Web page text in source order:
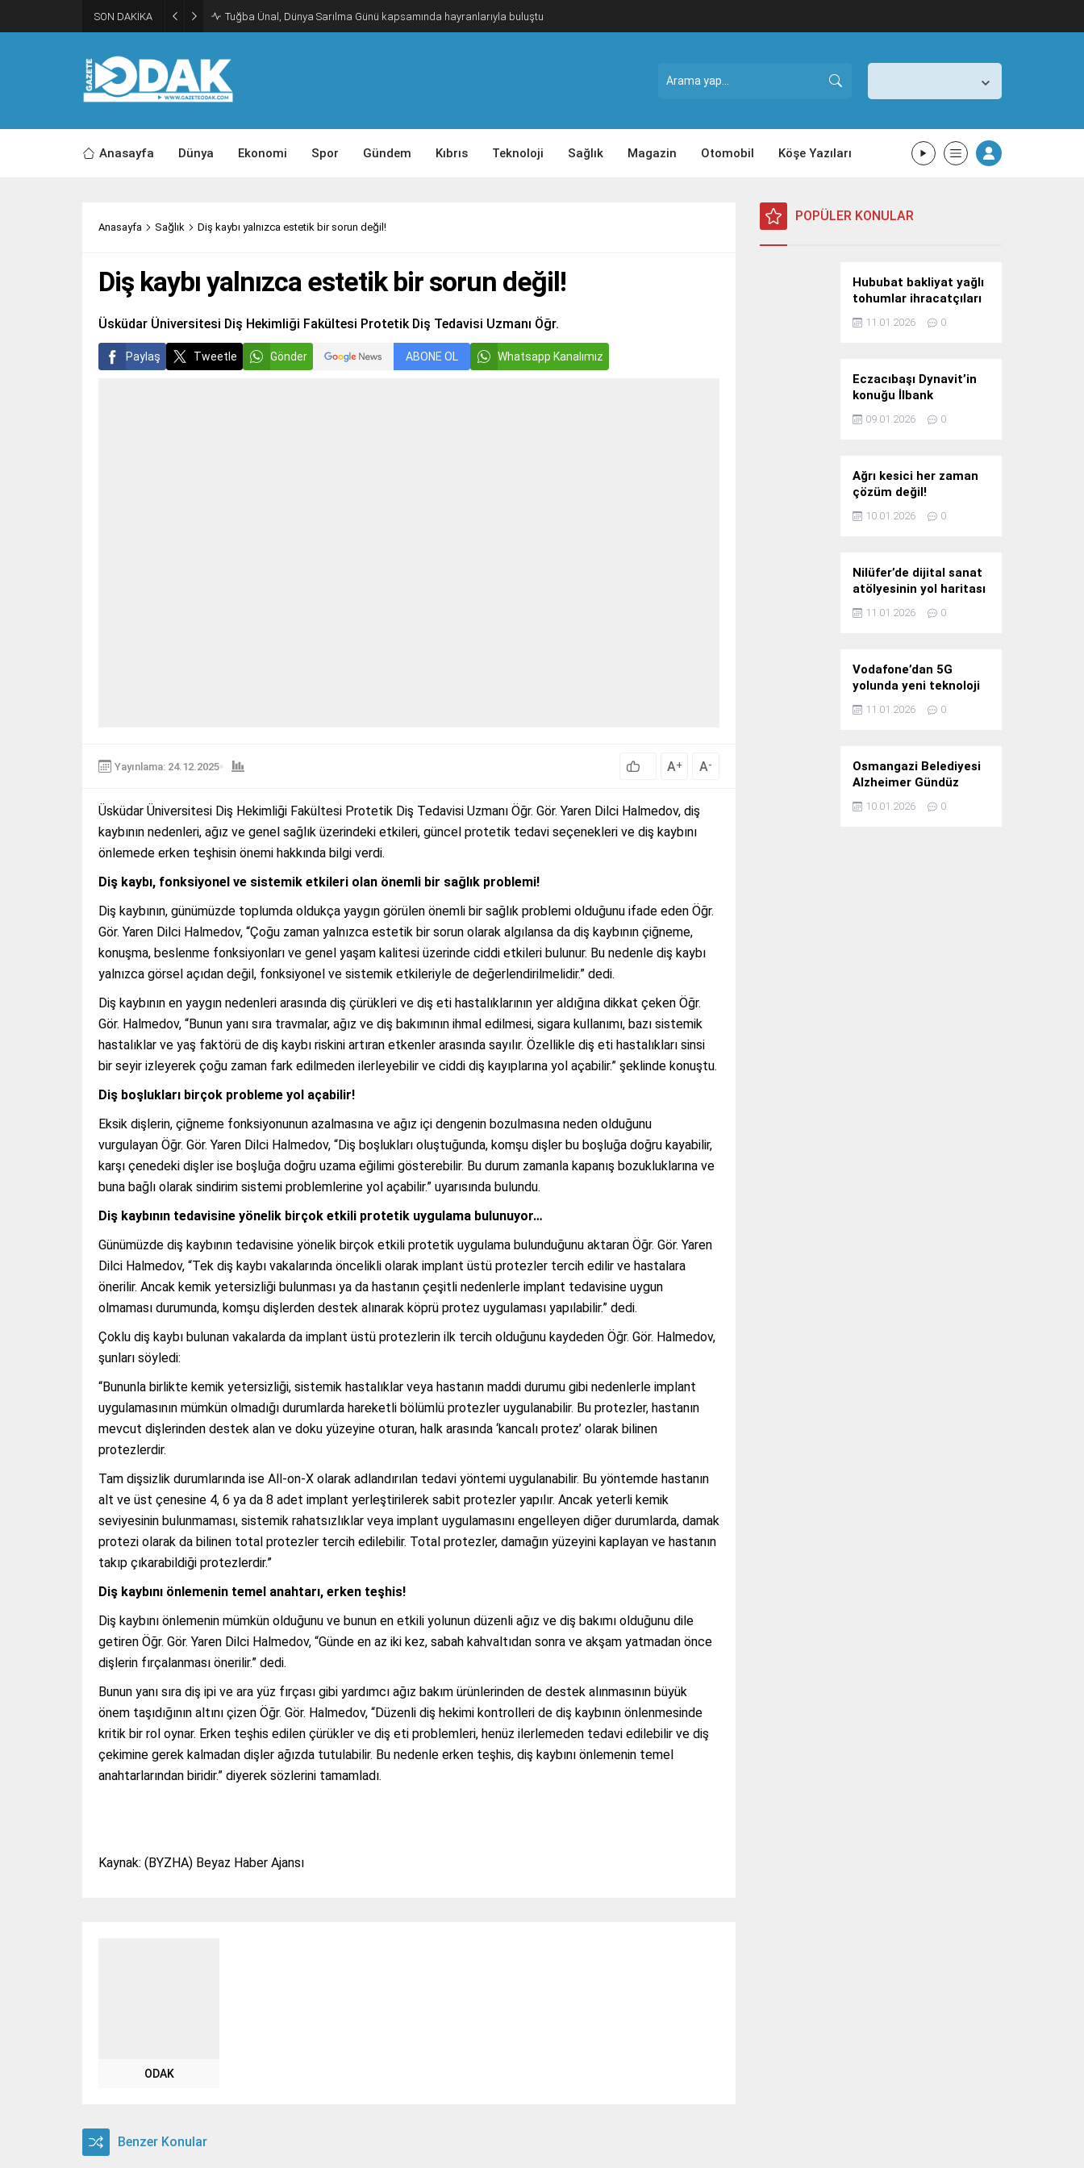
SON DAKİKA Tuğba Ünal, Dünya Sarılma Günü kapsamında hayranlarıyla buluştu
Anasayfa Dünya Ekonomi Spor Gündem Kıbrıs Teknoloji Sağlık Magazin Otomobil Köşe Yazıları
Anasayfa Sağlık Diş kaybı yalnızca estetik bir sorun değil!
Diş kaybı yalnızca estetik bir sorun değil!
Üsküdar Üniversitesi Diş Hekimliği Fakültesi Protetik Diş Tedavisi Uzmanı Öğr.
Paylaş Tweetle Gönder ABONE OL Whatsapp Kanalımız
Yayınlama: 24.12.2025 A+ A-
Üsküdar Üniversitesi Diş Hekimliği Fakültesi Protetik Diş Tedavisi Uzmanı Öğr. Gör. Yaren Dilci Halmedov, diş
kaybının nedenleri, ağız ve genel sağlık üzerindeki etkileri, güncel protetik tedavi seçenekleri ve diş kaybını
önlemede erken teşhisin önemi hakkında bilgi verdi.
Diş kaybı, fonksiyonel ve sistemik etkileri olan önemli bir sağlık problemi!
Diş kaybının, günümüzde toplumda oldukça yaygın görülen önemli bir sağlık problemi olduğunu ifade eden Öğr.
Gör. Yaren Dilci Halmedov, “Çoğu zaman yalnızca estetik bir sorun olarak algılansa da diş kaybının çiğneme,
konuşma, beslenme fonksiyonları ve genel yaşam kalitesi üzerinde ciddi etkileri bulunur. Bu nedenle diş kaybı
yalnızca görsel açıdan değil, fonksiyonel ve sistemik etkileriyle de değerlendirilmelidir.” dedi.
Diş kaybının en yaygın nedenleri arasında diş çürükleri ve diş eti hastalıklarının yer aldığına dikkat çeken Öğr.
Gör. Halmedov, “Bunun yanı sıra travmalar, ağız ve diş bakımının ihmal edilmesi, sigara kullanımı, bazı sistemik
hastalıklar ve yaş faktörü de diş kaybı riskini artıran etkenler arasında sayılır. Özellikle diş eti hastalıkları sinsi
bir seyir izleyerek çoğu zaman fark edilmeden ilerleyebilir ve ciddi diş kayıplarına yol açabilir.” şeklinde konuştu.
Diş boşlukları birçok probleme yol açabilir!
Eksik dişlerin, çiğneme fonksiyonunun azalmasına ve ağız içi dengenin bozulmasına neden olduğunu
vurgulayan Öğr. Gör. Yaren Dilci Halmedov, “Diş boşlukları oluştuğunda, komşu dişler bu boşluğa doğru kayabilir,
karşı çenedeki dişler ise boşluğa doğru uzama eğilimi gösterebilir. Bu durum zamanla kapanış bozukluklarına ve
buna bağlı olarak sindirim sistemi problemlerine yol açabilir.” uyarısında bulundu.
Diş kaybının tedavisine yönelik birçok etkili protetik uygulama bulunuyor…
Günümüzde diş kaybının tedavisine yönelik birçok etkili protetik uygulama bulunduğunu aktaran Öğr. Gör. Yaren
Dilci Halmedov, “Tek diş kaybı vakalarında öncelikli olarak implant üstü protezler tercih edilir ve hastalara
önerilir. Ancak kemik yetersizliği bulunması ya da hastanın çeşitli nedenlerle implant tedavisine uygun
olmaması durumunda, komşu dişlerden destek alınarak köprü protez uygulaması yapılabilir.” dedi.
Çoklu diş kaybı bulunan vakalarda da implant üstü protezlerin ilk tercih olduğunu kaydeden Öğr. Gör. Halmedov,
şunları söyledi:
“Bununla birlikte kemik yetersizliği, sistemik hastalıklar veya hastanın maddi durumu gibi nedenlerle implant
uygulamasının mümkün olmadığı durumlarda hareketli bölümlü protezler uygulanabilir. Bu protezler, hastanın
mevcut dişlerinden destek alan ve doku yüzeyine oturan, halk arasında ‘kancalı protez’ olarak bilinen
protezlerdir.
Tam dişsizlik durumlarında ise All-on-X olarak adlandırılan tedavi yöntemi uygulanabilir. Bu yöntemde hastanın
alt ve üst çenesine 4, 6 ya da 8 adet implant yerleştirilerek sabit protezler yapılır. Ancak yeterli kemik
seviyesinin bulunmaması, sistemik rahatsızlıklar veya implant uygulamasını engelleyen diğer durumlarda, damak
protezi olarak da bilinen total protezler tercih edilebilir. Total protezler, damağın yüzeyini kaplayan ve hastanın
takıp çıkarabildiği protezlerdir.”
Diş kaybını önlemenin temel anahtarı, erken teşhis!
Diş kaybını önlemenin mümkün olduğunu ve bunun en etkili yolunun düzenli ağız ve diş bakımı olduğunu dile
getiren Öğr. Gör. Yaren Dilci Halmedov, “Günde en az iki kez, sabah kahvaltıdan sonra ve akşam yatmadan önce
dişlerin fırçalanması önerilir.” dedi.
Bunun yanı sıra diş ipi ve ara yüz fırçası gibi yardımcı ağız bakım ürünlerinden de destek alınmasının büyük
önem taşıdığının altını çizen Öğr. Gör. Halmedov, “Düzenli diş hekimi kontrolleri de diş kaybının önlenmesinde
kritik bir rol oynar. Erken teşhis edilen çürükler ve diş eti problemleri, henüz ilerlemeden tedavi edilebilir ve diş
çekimine gerek kalmadan dişler ağızda tutulabilir. Bu nedenle erken teşhis, diş kaybını önlemenin temel
anahtarlarından biridir.” diyerek sözlerini tamamladı.
Kaynak: (BYZHA) Beyaz Haber Ajansı
ODAK
Benzer Konular
POPÜLER KONULAR
Hububat bakliyat yağlı
tohumlar ihracatçıları
Güney Kore yolcusu
11.01.2026 0
Eczacıbaşı Dynavit’in
konuğu İlbank
09.01.2026 0
Ağrı kesici her zaman
çözüm değil!
10.01.2026 0
Nilüfer’de dijital sanat
atölyesinin yol haritası
konuşuldu
11.01.2026 0
Vodafone’dan 5G
yolunda yeni teknoloji
yatırımı
11.01.2026 0
Osmangazi Belediyesi
Alzheimer Gündüz
Bakım Evi 3. Yılını
Kutladı
10.01.2026 0